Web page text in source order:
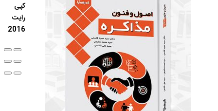
کپی
رایت
2016